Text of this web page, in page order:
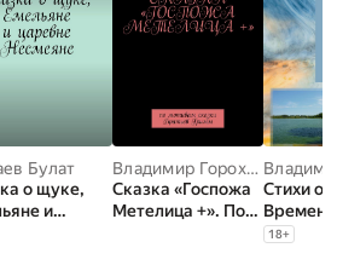
Булат
о щуке,
и
Владимир Горохов
Сказка «Госпожа
Метелица +». По
Стихи о
Времена
18+